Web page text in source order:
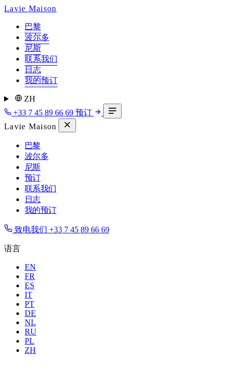
Lavie Maison
巴黎
波尔多
尼斯
联系我们
日志
我的预订
ZH
+33 7 45 89 66 69 预订
Lavie Maison
巴黎
波尔多
尼斯
预订
联系我们
日志
我的预订
致电我们 +33 7 45 89 66 69
语言
EN
FR
ES
IT
PT
DE
NL
RU
PL
ZH
地点 所有城市